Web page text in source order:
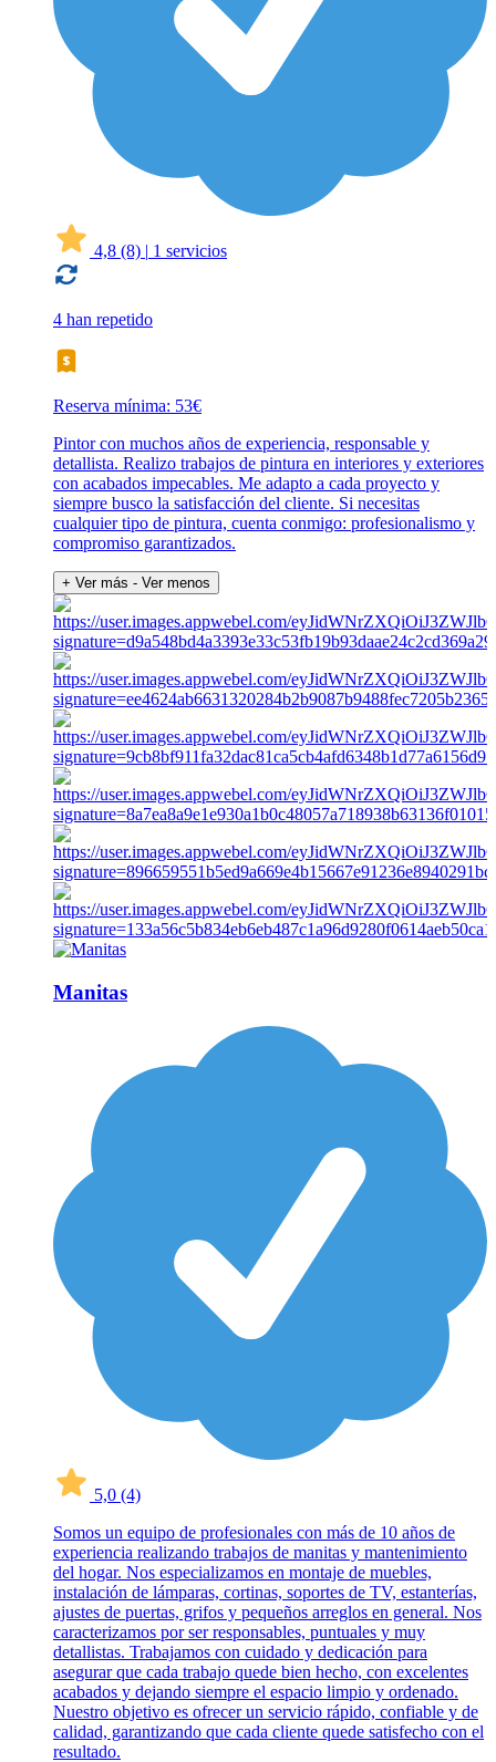
4,8 (8) | 1 servicios
4 han repetido
Reserva mínima: 53€
Pintor con muchos años de experiencia, responsable y
detallista. Realizo trabajos de pintura en interiores y exteriores
con acabados impecables. Me adapto a cada proyecto y
siempre busco la satisfacción del cliente. Si necesitas
cualquier tipo de pintura, cuenta conmigo: profesionalismo y
compromiso garantizados.
+ Ver más - Ver menos
Manitas
5,0 (4)
Somos un equipo de profesionales con más de 10 años de
experiencia realizando trabajos de manitas y mantenimiento
del hogar. Nos especializamos en montaje de muebles,
instalación de lámparas, cortinas, soportes de TV, estanterías,
ajustes de puertas, grifos y pequeños arreglos en general. Nos
caracterizamos por ser responsables, puntuales y muy
detallistas. Trabajamos con cuidado y dedicación para
asegurar que cada trabajo quede bien hecho, con excelentes
acabados y dejando siempre el espacio limpio y ordenado.
Nuestro objetivo es ofrecer un servicio rápido, confiable y de
calidad, garantizando que cada cliente quede satisfecho con el
resultado.